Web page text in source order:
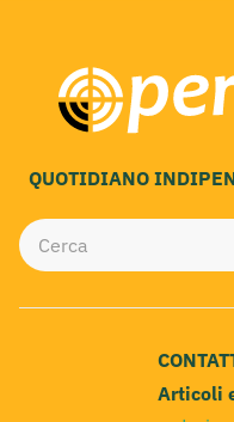
QUOTIDIANO
Articoli